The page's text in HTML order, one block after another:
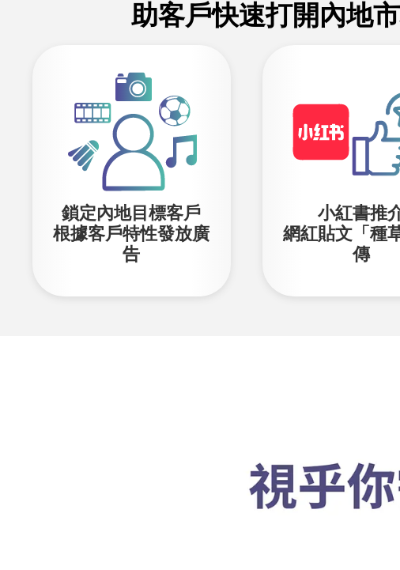
助客戶快速打開內地
鎖定內地目標客戶
根據客戶特性發放廣
告
小紅書推
網紅貼文「種
傳